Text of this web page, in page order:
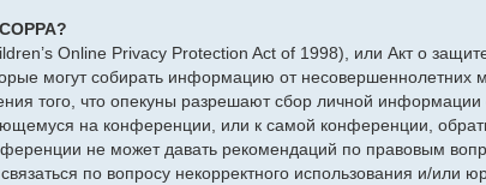
Online Privacy Protection Act of 1998), или Акт о
могут собирать информацию от несовершеннолетних
того, что опекуны разрешают сбор личной
на конференции, или к самой конференции,
не может давать рекомендаций по правовым
по вопросу некорректного использования и/или